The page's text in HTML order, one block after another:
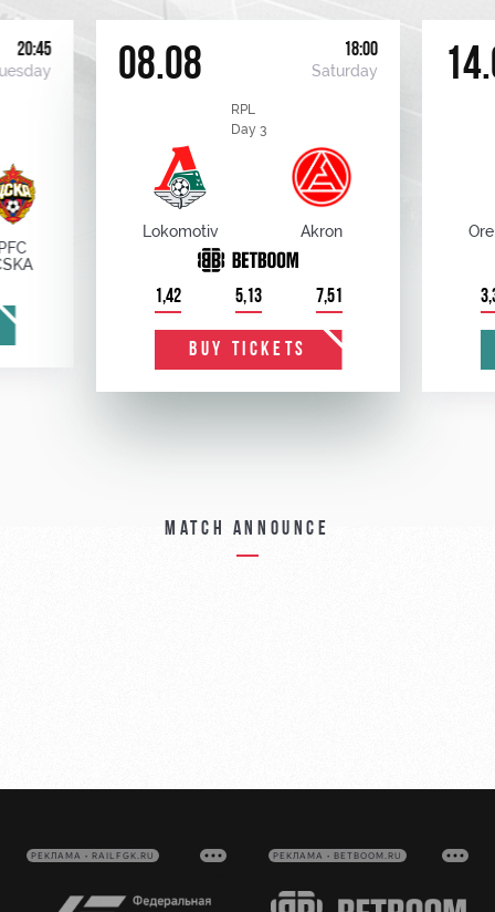
20:45 08.08 18:00
Saturday
RPL
Day 3
Lokomotiv Akron
1,42 5,13 7,51
BUY TICKETS
Match announce
РЕКЛАМА • RAILFGK.RU РЕКЛАМА • BETBOOM.RU